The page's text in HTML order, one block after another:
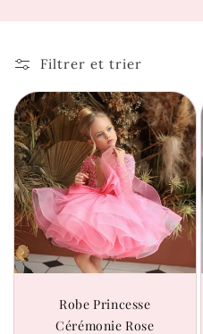
Filtrer et trier
Robe Princesse
Cérémonie Rose